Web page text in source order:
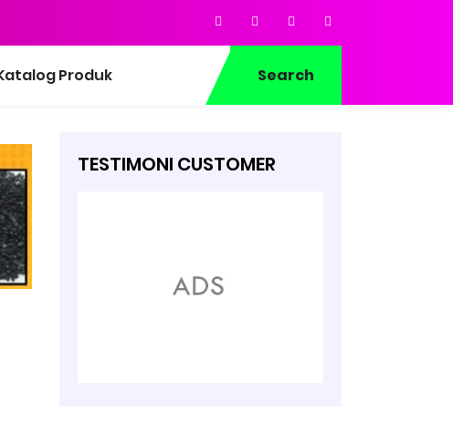
Produk Search
TESTIMONI CUSTOMER